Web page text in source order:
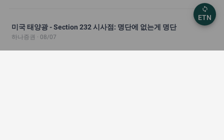
미국 태양광 - Section 232 시사점: 명단에 없는게 명단
하나증권 · 08/07
sync
ETN